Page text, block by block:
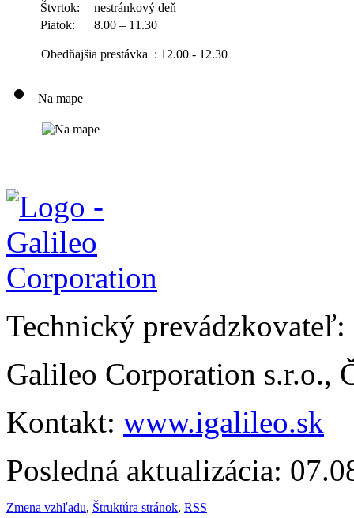
Štvrtok:
nestránkový deň
Piatok:
8.00 – 11.30
Obedňajšia prestávka : 12.00 - 12.30
Na mape
Technický prevádzkovateľ:
Galileo Corporation s.r.o.,
Kontakt: www.igalileo.sk
Posledná aktualizácia:
Zmena vzhľadu, Štruktúra stránok, RSS